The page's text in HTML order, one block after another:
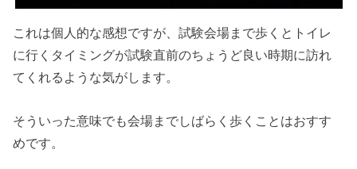
これは個人的な感想ですが、試験会場まで歩くとトイレ
に行くタイミングが試験直前のちょうど良い時期に訪れ
てくれるような気がします。
そういった意味でも会場までしばらく歩くことはおすす
めです。